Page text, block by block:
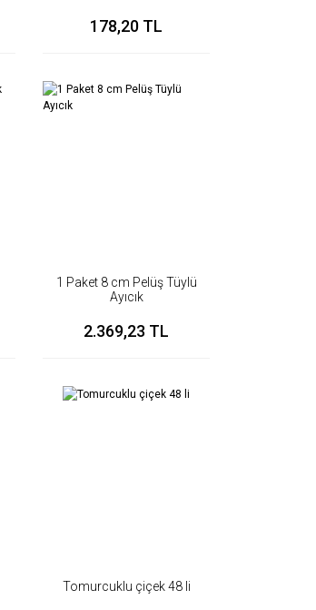
178,20 TL
1 Paket 8 cm Pelüş Tüylü
Ayıcık
2.369,23 TL
Tomurcuklu çiçek 48 li